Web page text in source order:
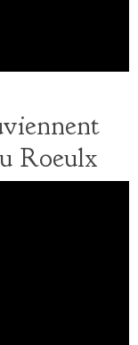
Roeulx